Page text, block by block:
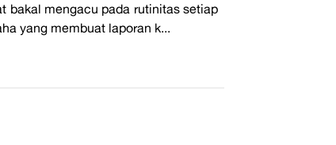
bakal mengacu pada rutinitas setiap
yang membuat laporan k...